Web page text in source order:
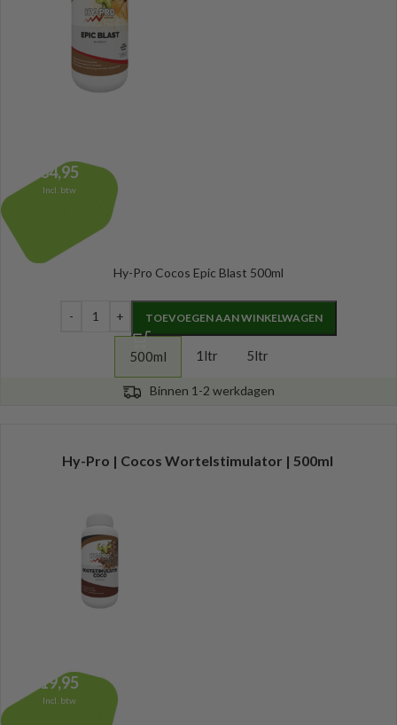
34,95
Incl. btw
Hy-Pro Cocos Epic Blast 500ml
TOEVOEGEN AAN WINKELWAGEN
500ml 1ltr 5ltr
Binnen 1-2 werkdagen
Hy-Pro | Cocos Wortelstimulator | 500ml
19,95
Incl. btw